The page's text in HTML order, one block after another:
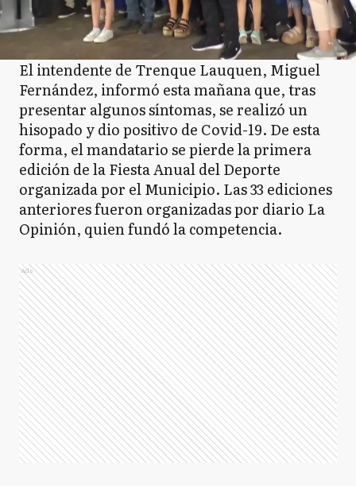
El intendente de Trenque Lauquen, Miguel
Fernández, informó esta mañana que, tras
presentar algunos síntomas, se realizó un
hisopado y dio positivo de Covid-19. De esta
forma, el mandatario se pierde la primera
edición de la Fiesta Anual del Deporte
organizada por el Municipio. Las 33 ediciones
anteriores fueron organizadas por diario La
Opinión, quien fundó la competencia.
Ads